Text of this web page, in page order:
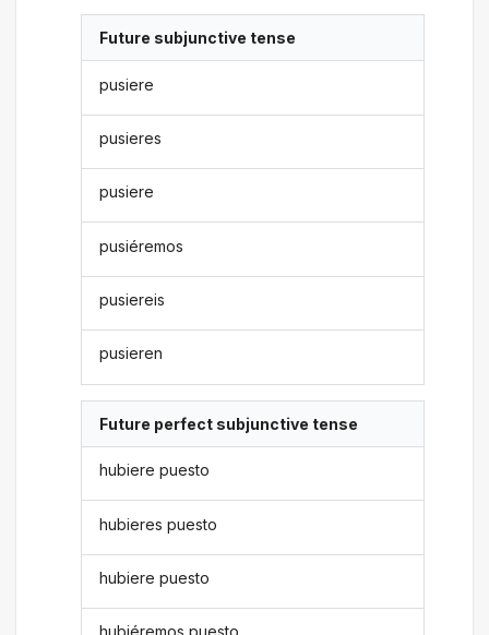
Future subjunctive tense
pusiere
pusieres
pusiere
pusiéremos
pusiereis
pusieren
Future perfect subjunctive tense
hubiere puesto
hubieres puesto
hubiere puesto